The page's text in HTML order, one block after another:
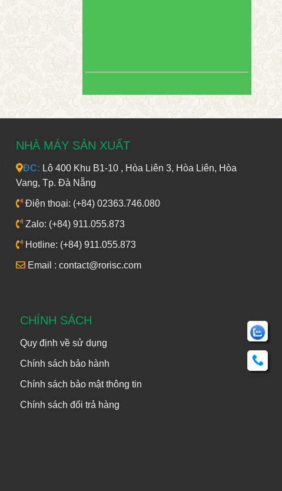
NHÀ MÁY SẢN XUẤT
ĐC: Lô 400 Khu B1-10 , Hòa Liên 3, Hòa Liên, Hòa
Vang, Tp. Đà Nẵng
Điện thoại: (+84) 02363.746.080
Zalo: (+84) 911.055.873
Hotline: (+84) 911.055.873
Email : contact@rorisc.com
CHÍNH SÁCH
Quy định về sử dụng
Chính sách bảo hành
Chính sách bảo mật thông tin
Chính sách đổi trả hàng